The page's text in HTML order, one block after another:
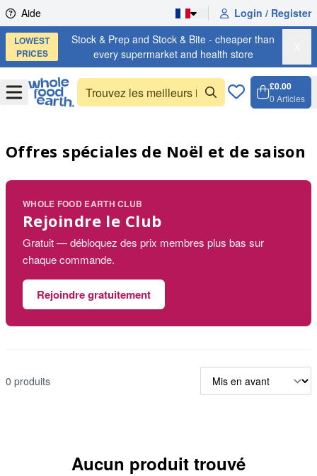
Skip to content
Aide Login / Register
LOWEST
PRICES
Stock & Prep and Stock & Bite - cheaper than
every supermarket and health store
OpenMenu
£0.00
0 Articles
Offres spéciales de Noël et de saison
WHOLE FOOD EARTH CLUB
Rejoindre le Club
Gratuit — débloquez des prix membres plus bas sur
chaque commande.
Rejoindre gratuitement
0 produits
Aucun produit trouvé